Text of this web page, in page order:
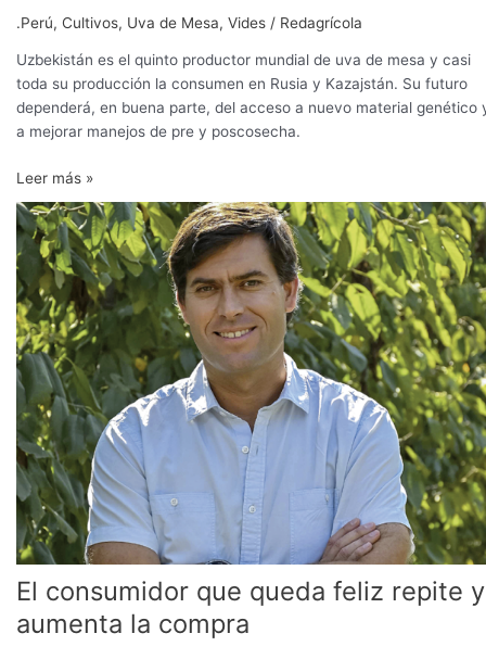
.Perú, Cultivos, Uva de Mesa, Vides / Redagrícola
Uzbekistán es el quinto productor mundial de uva de mesa y casi
toda su producción la consumen en Rusia y Kazajstán. Su futuro
dependerá, en buena parte, del acceso a nuevo material genético
a mejorar manejos de pre y poscosecha.
Leer más »
El consumidor que queda feliz repite y
aumenta la compra
El
consumidor
que
queda
feliz
repite
y
aumenta
la
compra